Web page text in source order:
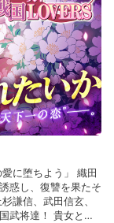
ちよう」 織田
惑し、復讐を果たそ
謙信、武田信玄、
武将達！ 貴女と武